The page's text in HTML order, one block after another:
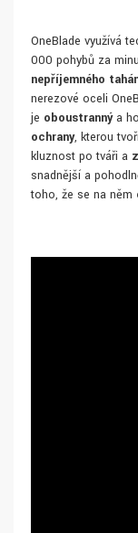
OneBlade využívá
000 pohybů za
nepříjemného
nerezové oceli
je oboustrannýa
ochrany, kterou
kluznost po tváři a
snadnější a
toho, že se na něm